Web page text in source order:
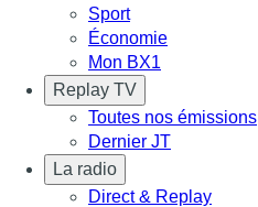
Sport
Économie
Mon BX1
Replay TV
Toutes nos émissions
Dernier JT
La radio
Direct & Replay